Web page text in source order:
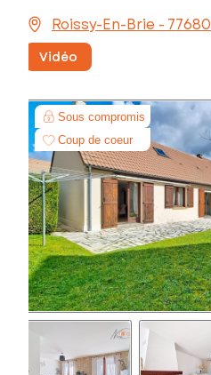
Roissy-En-Brie - 77680
Vidéo
Sous compromis
Coup de coeur